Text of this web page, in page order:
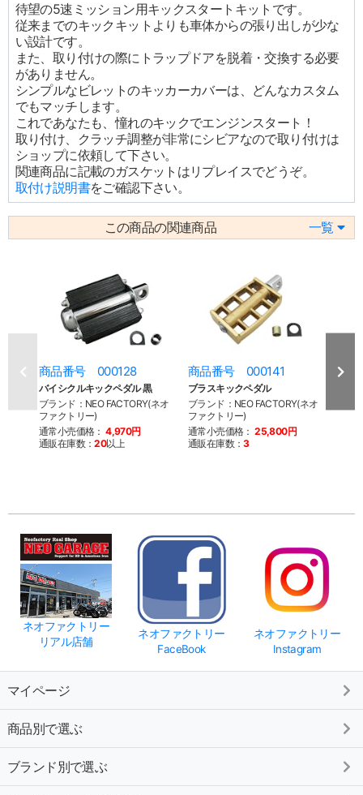
待望の5速ミッション用キックスタートキットです。
従来までのキックキットよりも車体からの張り出しが少な
い設計です。
また、取り付けの際にトラップドアを脱着・交換する必要
がありません。
シンプルなビレットのキッカーカバーは、どんなカスタム
でもマッチします。
これであなたも、憧れのキックでエンジンスタート！
取り付け、クラッチ調整が非常にシビアなので取り付けは
ショップに依頼して下さい。
関連商品に記載のガスケットはリプレイスでどうぞ。
取付け説明書をご確認下さい。
この商品の関連商品 一覧
商品番号 000128
バイシクルキックペダル 黒
ブランド：NEO FACTORY(ネオ
ファクトリー)
通常小売価格： 4,970円
通販在庫数：20以上
商品番号 000141
ブラスキックペダル
ブランド：NEO FACTORY(ネオ
ファクトリー)
通常小売価格： 25,800円
通販在庫数：3
商
ネオファクトリー
リアル店舗
ネオファクトリー
FaceBook
ネオファクトリー
Instagram
マイページ
商品別で選ぶ
ブランド別で選ぶ